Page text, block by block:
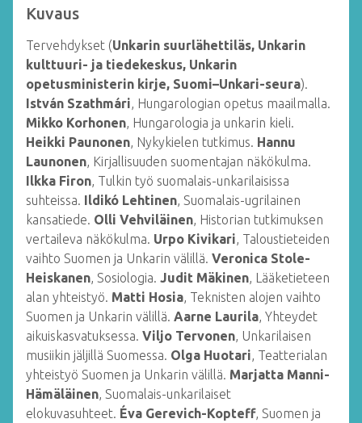
Kuvaus
Tervehdykset (Unkarin suurlähettiläs, Unkarin
kulttuuri- ja tiedekeskus, Unkarin
opetusministerin kirje, Suomi–Unkari-seura).
István Szathmári , Hungarologian opetus maailmalla.
Mikko Korhonen , Hungarologia ja unkarin kieli.
Heikki Paunonen , Nykykielen tutkimus. Hannu
Launonen , Kirjallisuuden suomentajan näkökulma.
Ilkka Firon , Tulkin työ suomalais-unkarilaisissa
suhteissa. Ildikó Lehtinen , Suomalais-ugrilainen
kansatiede. Olli Vehviläinen , Historian tutkimuksen
vertaileva näkökulma. Urpo Kivikari , Taloustieteiden
vaihto Suomen ja Unkarin välillä. Veronica Stole-
Heiskanen , Sosiologia. Judit Mäkinen , Lääketieteen
alan yhteistyö. Matti Hosia , Teknisten alojen vaihto
Suomen ja Unkarin välillä. Aarne Laurila , Yhteydet
aikuiskasvatuksessa. Viljo Tervonen , Unkarilaisen
musiikin jäljillä Suomessa. Olga Huotari , Teatterialan
yhteistyö Suomen ja Unkarin välillä. Marjatta Manni-
Hämäläinen , Suomalais-unkarilaiset
elokuvasuhteet. Éva Gerevich-Kopteff, Suomen ja